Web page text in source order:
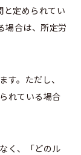
と定められてい
場合は、所定労
。ただし、
れている場合
く、「どのル